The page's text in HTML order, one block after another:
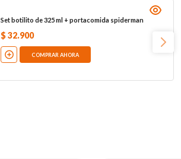
Set botilito de 325 ml + portacomida spiderman
$ 32.900
COMPRAR AHORA